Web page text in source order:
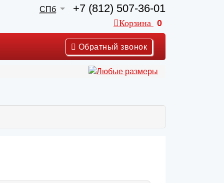
СПб +7 (812) 507-36-01
Корзина 0
Обратный звонок